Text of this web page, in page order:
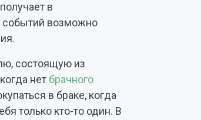
в
событий возможно
состоящую из
нет брачного
в браке, когда
только кто-то один. В